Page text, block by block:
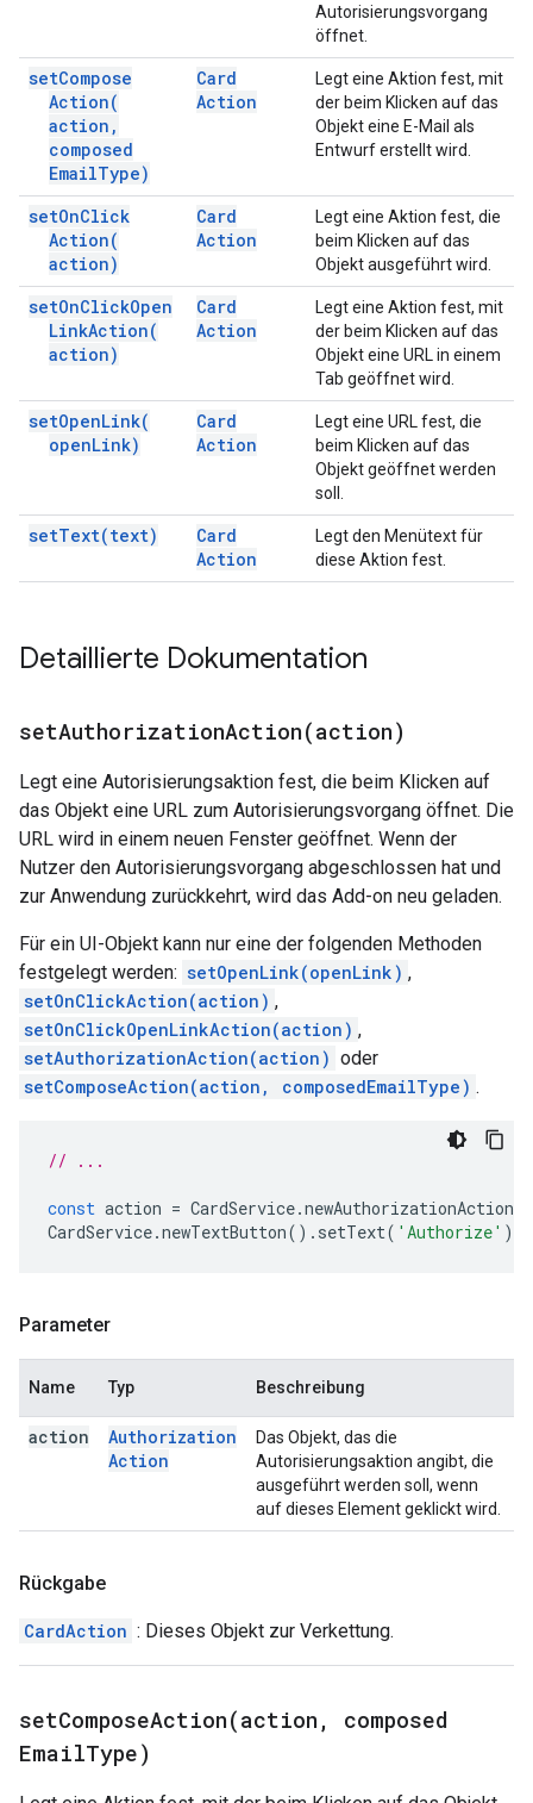
Autorisierungsvorgang
öffnet.
setCompose
Action(
action ,
composed
EmailType)
Card
Action
Legt eine Aktion fest, mit
der beim Klicken auf das
Objekt eine E-Mail als
Entwurf erstellt wird.
setOnClick
Action(
action)
Card
Action
Legt eine Aktion fest, die
beim Klicken auf das
Objekt ausgeführt wird.
setOnClickOpen
LinkAction(
action)
Card
Action
Legt eine Aktion fest, mit
der beim Klicken auf das
Objekt eine URL in einem
Tab geöffnet wird.
setOpenLink(
openLink)
Card
Action
Legt eine URL fest, die
beim Klicken auf das
Objekt geöffnet werden
soll.
setText(text)
Card
Action
Legt den Menütext für
diese Aktion fest.
Detaillierte Dokumentation
setAuthorizationAction(action)
Legt eine Autorisierungsaktion fest, die beim Klicken auf
das Objekt eine URL zum Autorisierungsvorgang öffnet. Die
URL wird in einem neuen Fenster geöffnet. Wenn der
Nutzer den Autorisierungsvorgang abgeschlossen hat und
zur Anwendung zurückkehrt, wird das Add-on neu geladen.
Für ein UI-Objekt kann nur eine der folgenden Methoden
festgelegt werden: setOpenLink(openLink) ,
setOnClickAction(action) ,
setOnClickOpenLinkAction(action) ,
setAuthorizationAction(action) oder
setComposeAction(action, composedEmailType) .
// ...
const action = CardService.newAuthorizationAction
CardService.newTextButton(). setText( 'Authorize' ).
Parameter
Name Typ Beschreibung
action
Authorization
Action
Das Objekt, das die
Autorisierungsaktion angibt, die
ausgeführt werden soll, wenn
auf dieses Element geklickt wird.
Rückgabe
CardAction : Dieses Objekt zur Verkettung.
setComposeAction(action ,
composed
EmailType)